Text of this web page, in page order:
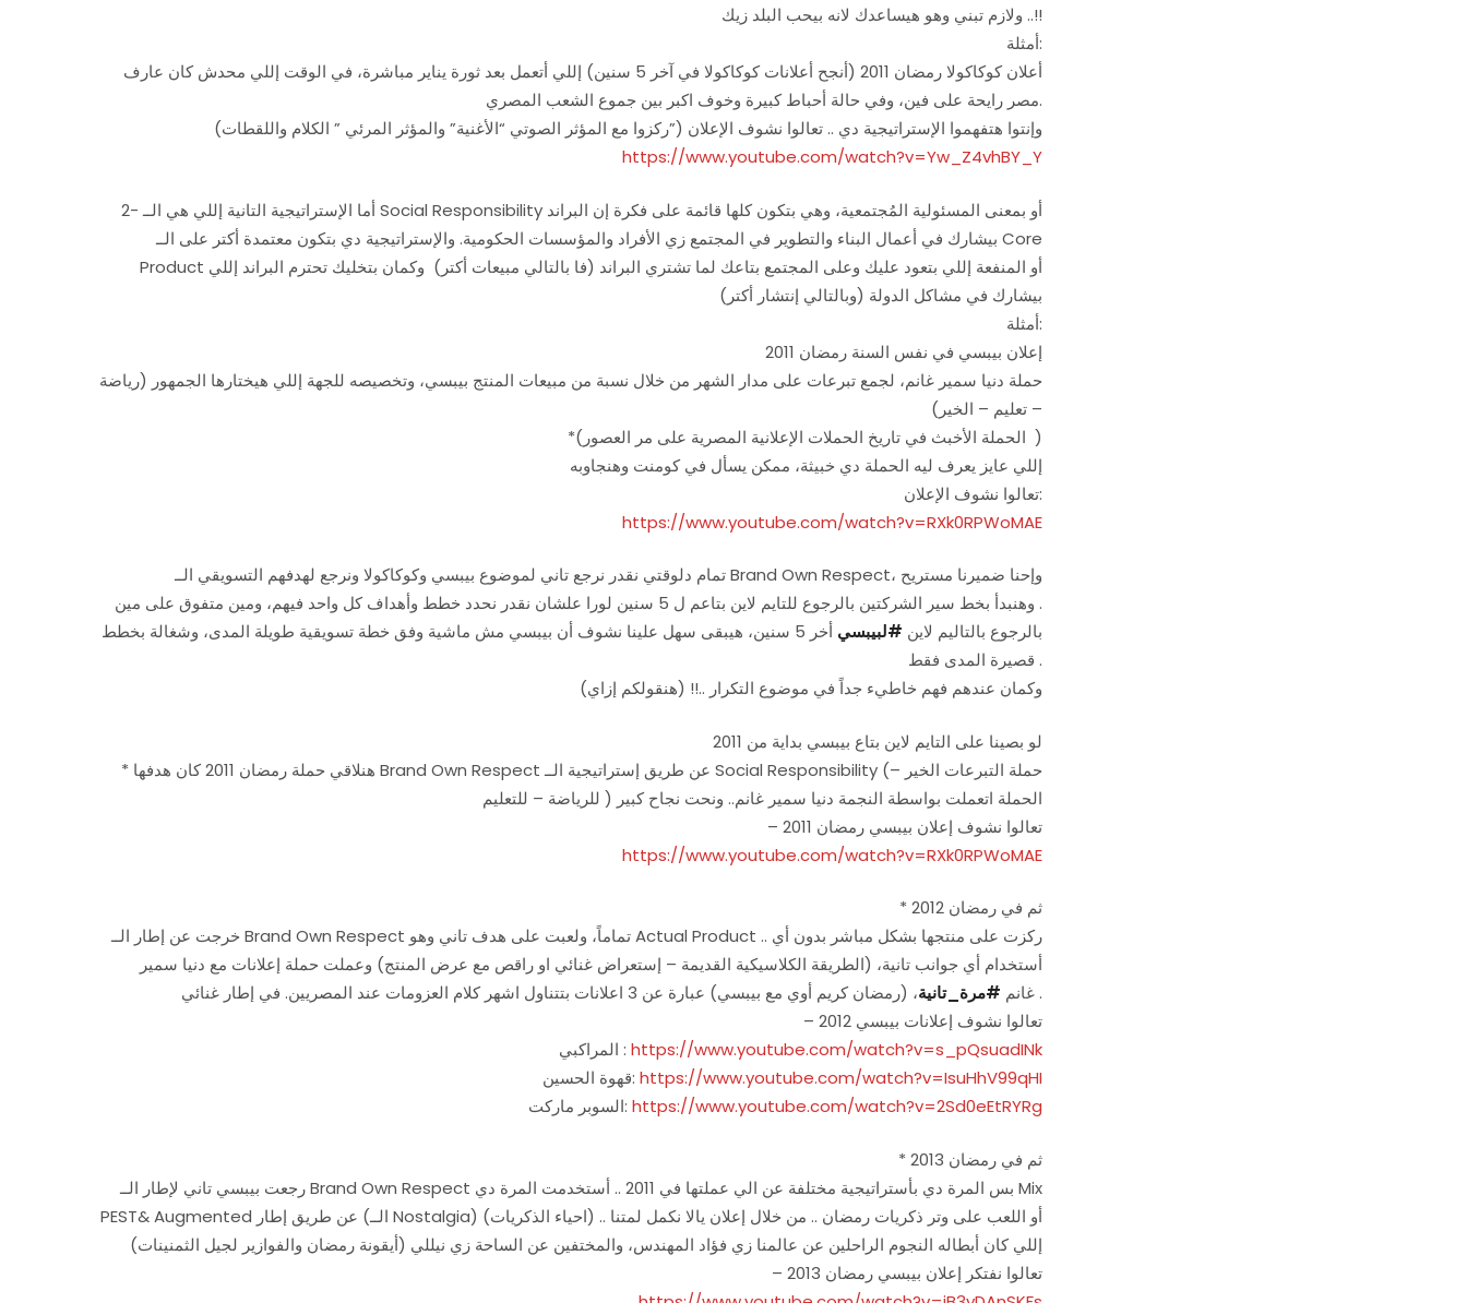
ولازم تبني وهو هيساعدك لانه بيحب البلد زيك ..!!
أمثلة:
أعلان كوكاكولا رمضان 2011 (أنجح أعلانات كوكاكولا في آخر 5 سنين) إللي أتعمل بعد ثورة يناير مباشرة، في الوقت إللي محدش كان عارف
مصر رايحة على فين، وفي حالة أحباط كبيرة وخوف اكبر بين جموع الشعب المصري.
(ركزوا مع المؤثر الصوتي “الأغنية” والمؤثر المرئي ” الكلام واللقطات”) وإنتوا هتفهموا الإستراتيجية دي .. تعالوا نشوف الإعلان
https://www.youtube.com/watch?v=Yw_Z4vhBY_Y
2- أما الإستراتيجية التانية إللي هي الــ Social Responsibility أو بمعنى المسئولية المُجتمعية، وهي بتكون كلها قائمة على فكرة إن البراند
بيشارك في أعمال البناء والتطوير في المجتمع زي الأفراد والمؤسسات الحكومية. والإستراتيجية دي بتكون معتمدة أكتر على الــ Core
Product أو المنفعة إللي بتعود عليك وعلى المجتمع بتاعك لما تشتري البراند (فا بالتالي مبيعات أكتر) وكمان بتخليك تحترم البراند إللي
بيشارك في مشاكل الدولة (وبالتالي إنتشار أكتر)
أمثلة:
إعلان بيبسي في نفس السنة رمضان 2011
حملة دنيا سمير غانم، لجمع تبرعات على مدار الشهر من خلال نسبة من مبيعات المنتج بيبسي، وتخصيصه للجهة إللي هيختارها الجمهور (رياضة
– تعليم – الخير)
*(الحملة الأخبث في تاريخ الحملات الإعلانية المصرية على مر العصور )
إللي عايز يعرف ليه الحملة دي خبيثة، ممكن يسأل في كومنت وهنجاوبه
تعالوا نشوف الإعلان:
https://www.youtube.com/watch?v=RXk0RPWoMAE
تمام دلوقتي نقدر نرجع تاني لموضوع بيبسي وكوكاكولا ونرجع لهدفهم التسويقي الــ Brand Own Respect، وإحنا ضميرنا مستريح
وهنبدأ بخط سير الشركتين بالرجوع للتايم لاين بتاعم ل 5 سنين لورا علشان نقدر نحدد خطط وأهداف كل واحد فيهم، ومين متفوق على مين .
بالرجوع بالتاليم لاين #لبيبسي
أخر 5 سنين، هيبقى سهل علينا نشوف أن بيبسي مش ماشية وفق خطة تسويقية طويلة المدى، وشغالة بخطط
قصيرة المدى فقط .
وكمان عندهم فهم خاطيء جداً في موضوع التكرار ..!! (هنقولكم إزاي)
لو بصينا على التايم لاين بتاع بيبسي بداية من 2011
* هنلاقي حملة رمضان 2011 كان هدفها Brand Own Respect عن طريق إستراتيجية الــ Social Responsibility (حملة التبرعات الخير –
للرياضة – للتعليم ) الحملة اتعملت بواسطة النجمة دنيا سمير غانم.. ونحت نجاح كبير
– تعالوا نشوف إعلان بيبسي رمضان 2011
https://www.youtube.com/watch?v=RXk0RPWoMAE
* ثم في رمضان 2012
خرجت عن إطار الــ Brand Own Respect تماماً، ولعبت على هدف تاني وهو Actual Product .. ركزت على منتجها بشكل مباشر بدون أي
أستخدام أي جوانب تانية، (الطريقة الكلاسيكية القديمة – إستعراض غنائي او راقص مع عرض المنتج) وعملت حملة إعلانات مع دنيا سمير
غانم #مرة_تانية
، (رمضان كريم أوي مع بيبسي) عبارة عن 3 اعلانات بتتناول اشهر كلام العزومات عند المصريين. في إطار غنائي .
– تعالوا نشوف إعلانات بيبسي 2012
المراكبي : https://www.youtube.com/watch?v=s_pQsuadINk
قهوة الحسين: https://www.youtube.com/watch?v=IsuHhV99qHI
السوبر ماركت: https://www.youtube.com/watch?v=2Sd0eEtRYRg
* ثم في رمضان 2013
رجعت بيبسي تاني لإطار الــ Brand Own Respect بس المرة دي بأستراتيجية مختلفة عن الي عملتها في 2011 .. أستخدمت المرة دي Mix
PEST& Augmented عن طريق إطار (الــ Nostalgia) (احياء الذكريات) أو اللعب على وتر ذكريات رمضان .. من خلال إعلان يالا نكمل لمتنا ..
إللي كان أبطاله النجوم الراحلين عن عالمنا زي فؤاد المهندس، والمختفين عن الساحة زي نيللي (أيقونة رمضان والفوازير لجيل الثمنينات)
– تعالوا نفتكر إعلان بيبسي رمضان 2013